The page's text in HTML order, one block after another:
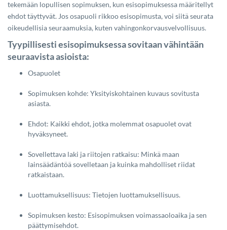
tekemään lopullisen sopimuksen, kun esisopimuksessa määritellyt
ehdot täyttyvät. Jos osapuoli rikkoo esisopimusta, voi siitä seurata
oikeudellisia seuraamuksia, kuten vahingonkorvausvelvollisuus.
Tyypillisesti esisopimuksessa sovitaan vähintään
seuraavista asioista:
Osapuolet
Sopimuksen kohde: Yksityiskohtainen kuvaus sovitusta
asiasta.
Ehdot: Kaikki ehdot, jotka molemmat osapuolet ovat
hyväksyneet.
Sovellettava laki ja riitojen ratkaisu: Minkä maan
lainsäädäntöä sovelletaan ja kuinka mahdolliset riidat
ratkaistaan.
Luottamuksellisuus: Tietojen luottamuksellisuus.
Sopimuksen kesto: Esisopimuksen voimassaoloaika ja sen
päättymisehdot.